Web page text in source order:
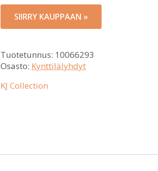
SIIRRY KAUPPAAN »
Tuotetunnus: 10066293
Osasto: Kynttilälyhdyt
KJ Collection